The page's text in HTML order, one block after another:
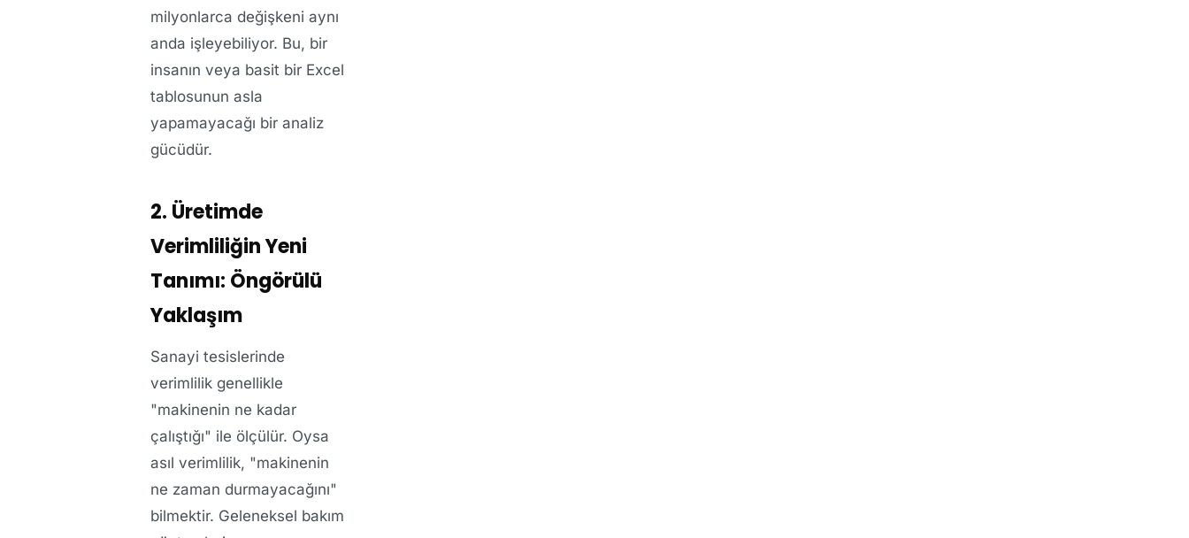
milyonlarca değişkeni aynı
anda işleyebiliyor. Bu, bir
insanın veya basit bir Excel
tablosunun asla
yapamayacağı bir analiz
gücüdür.
2. Üretimde
Verimliliğin Yeni
Tanımı: Öngörülü
Yaklaşım
Sanayi tesislerinde
verimlilik genellikle
"makinenin ne kadar
çalıştığı" ile ölçülür. Oysa
asıl verimlilik, "makinenin
ne zaman durmayacağını"
bilmektir. Geleneksel bakım